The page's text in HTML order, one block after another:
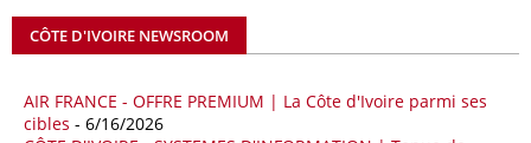
coopération et les investissements dans le secteur énergétique. Cette
séquence survient alors que Rome cherche à réduire son exposition
18/04/26 ALGERIE - BP
CÔTE D'IVOIRE NEWSROOM
AIR FRANCE - OFFRE PREMIUM | La Côte d'Ivoire parmi ses
cibles - 6/16/2026